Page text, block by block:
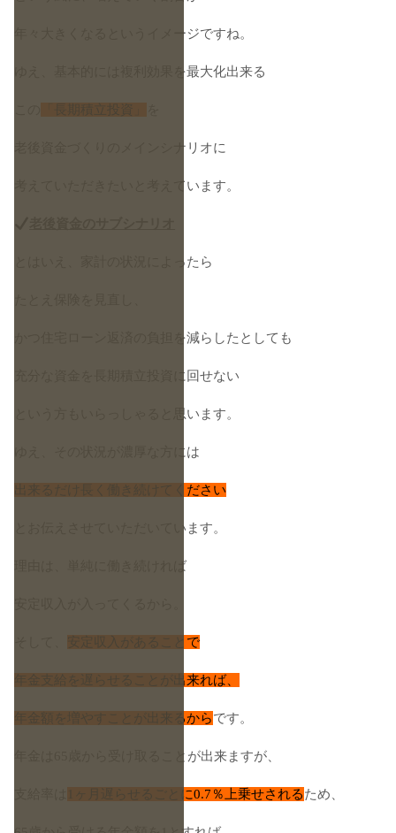
年々大きくなるというイメージですね。
ゆえ、基本的には複利効果を最大化出来る
「長期積立投資」
老後資金づくりのメインシナリオに
考えていただきたいと考えています。
とはいえ、家計の状況によったら
かつ住宅ローン返済の負担を減らしたとしても
充分な資金を長期積立投資に回せない
という方もいらっしゃると思います。
ゆえ、その状況が濃厚な方には
出来るだけ長く働き続けてください
とお伝えさせていただいています。
理由は、単純に働き続ければ
安定収入があることで
年金支給を遅らせることが出来れば、
年金額を増やすことが出来るからです。
年金は65歳から受け取ることが出来ますが、
1ヶ月遅らせるごとに0.7％上乗せされるため、